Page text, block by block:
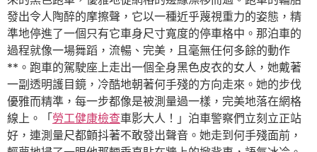
發出令人陶醉的摩擦聲，它以一種近乎蔑視重力的姿態，精
準地停進了一個只有它車身尺寸寬度的停車格中。那泊車的
過程就像一場舞蹈，流暢、完美，且毫無任何多餘的動作
**。跑車的駕駛座上走出一個全身黑色皮衣的女人，她戴著
一副透明護目鏡，冷酷地朝著何手殘的方向走來。她的步伐
優雅而精準，每一步都像是被測量過一樣，完美地落在網格
線上。「勞工健康檢查車影大人！」泊車警察們立刻立正站
好，連測量尺都顫抖著不敢發出聲音。她走到何手殘面前，